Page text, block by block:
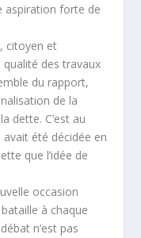
aspiration forte de
citoyen et
qualité des travaux
du rapport,
de la
dette. C’est au
été décidée en
que l’idée de
occasion
à chaque
n’est pas